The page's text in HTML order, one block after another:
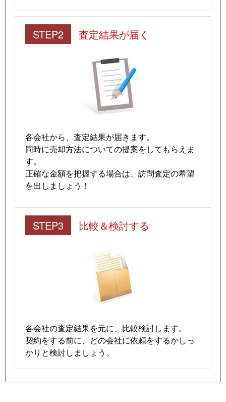
STEP2 査定結果が届く
各会社から、査定結果が届きます。
同時に売却方法についての提案をしてもらえま
す。
正確な金額を把握する場合は、訪問査定の希望
を出しましょう！
STEP3 比較＆検討する
各会社の査定結果を元に、比較検討します。
契約をする前に、どの会社に依頼をするかしっ
かりと検討しましょう。